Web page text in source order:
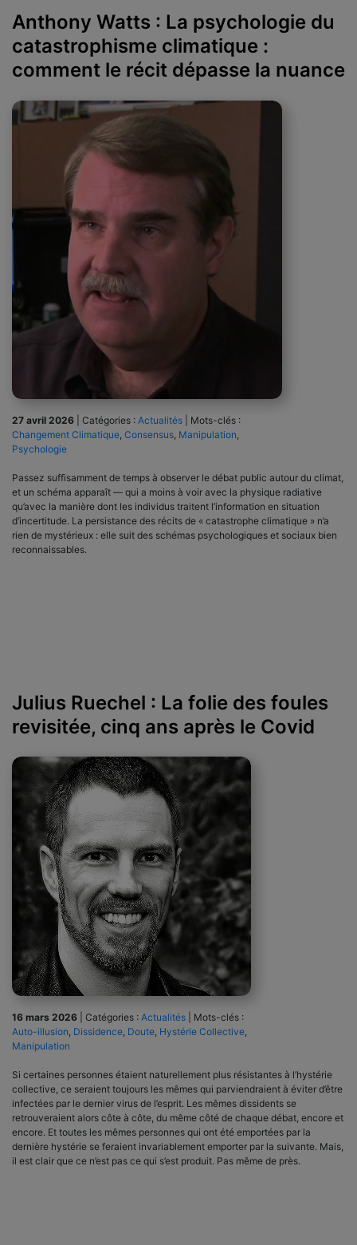
Anthony Watts : La psychologie du
catastrophisme climatique :
comment le récit dépasse la nuance
27 avril 2026 Catégories : Actualités
Mots-clés :
Changement Climatique Consensus Manipulation
Psychologie
Passez suffisamment de temps à observer le débat public autour du climat,
et un schéma apparaît — qui a moins à voir avec la physique radiative
qu’avec la manière dont les individus traitent l’information en situation
d’incertitude. La persistance des récits de « catastrophe climatique » n’a
rien de mystérieux : elle suit des schémas psychologiques et sociaux bien
reconnaissables.
Julius Ruechel : La folie des foules
revisitée, cinq ans après le Covid
16 mars 2026 Catégories : Actualités
Mots-clés :
Auto-illusion Dissidence Doute Hystérie Collective
Manipulation
Si certaines personnes étaient naturellement plus résistantes à l’hystérie
collective, ce seraient toujours les mêmes qui parviendraient à éviter d’être
infectées par le dernier virus de l’esprit. Les mêmes dissidents se
retrouveraient alors côte à côte, du même côté de chaque débat, encore et
encore. Et toutes les mêmes personnes qui ont été emportées par la
dernière hystérie se feraient invariablement emporter par la suivante. Mais,
il est clair que ce n’est pas ce qui s’est produit. Pas même de près.